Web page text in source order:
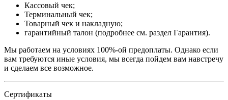
Кассовый чек;
Терминальный чек;
Товарный чек и накладную;
гарантийный талон (подробнее см. раздел Гарантия).
Мы работаем на условиях 100%-ой предоплаты. Однако если
вам требуются иные условия, мы всегда пойдем вам навстречу
и сделаем все возможное.
Сертификаты